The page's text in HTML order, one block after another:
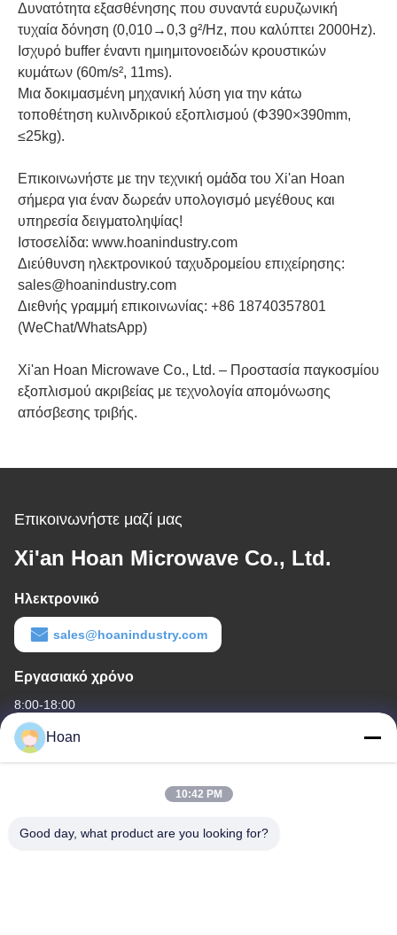
Δυνατότητα εξασθένησης που συναντά ευρυζωνική
τυχαία δόνηση (0,010→0,3 g²/Hz, που καλύπτει 2000Hz).
Ισχυρό buffer έναντι ημιημιτονοειδών κρουστικών
κυμάτων (60m/s², 11ms).
Μια δοκιμασμένη μηχανική λύση για την κάτω
τοποθέτηση κυλινδρικού εξοπλισμού (Φ390×390mm,
≤25kg).
Επικοινωνήστε με την τεχνική ομάδα του Xi'an Hoan
σήμερα για έναν δωρεάν υπολογισμό μεγέθους και
υπηρεσία δειγματοληψίας!
Ιστοσελίδα: www.hoanindustry.com
Διεύθυνση ηλεκτρονικού ταχυδρομείου επιχείρησης:
sales@hoanindustry.com
Διεθνής γραμμή επικοινωνίας: +86 18740357801
(WeChat/WhatsApp)
Xi'an Hoan Microwave Co., Ltd. – Προστασία παγκοσμίου
εξοπλισμού ακριβείας με τεχνολογία απομόνωσης
απόσβεσης τριβής.
Επικοινωνήστε μαζί μας
Xi'an Hoan Microwave Co., Ltd.
Ηλεκτρονικό
sales@hoanindustry.com
Εργασιακό χρόνο
8:00-18:00
Η διεύθυνσή μας
F7, κτίριο 2, βιομηχανικό πάρκο Xinkai, δρόμος Jinye 2, ζώνη
Hoan
10:42 PM
Good day, what product are you looking for?